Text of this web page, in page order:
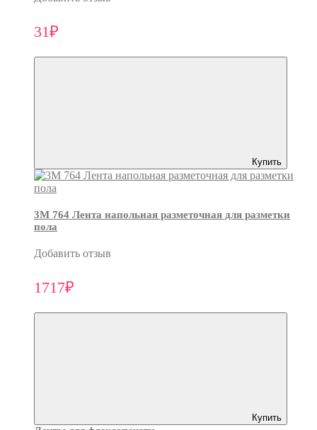
31₽
Купить
3M 764 Лента напольная разметочная для разметки
пола
Добавить отзыв
1717₽
Купить